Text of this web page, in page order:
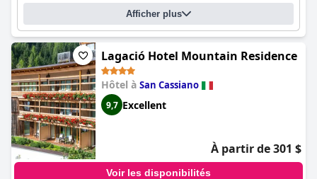
Afficher plus
Lagació Hotel Mountain Residence
Hôtel à San Cassiano
9,7 Excellent
À partir de 301 $
Voir les disponibilités